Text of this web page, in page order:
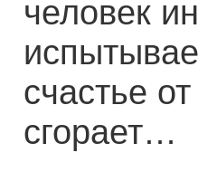
человек
счастье
сгорает…